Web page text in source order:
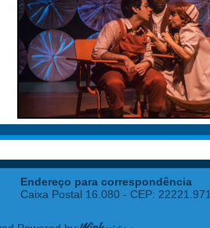
Endereço para correspondência
Caixa Postal 16.080 - CEP: 22221.971